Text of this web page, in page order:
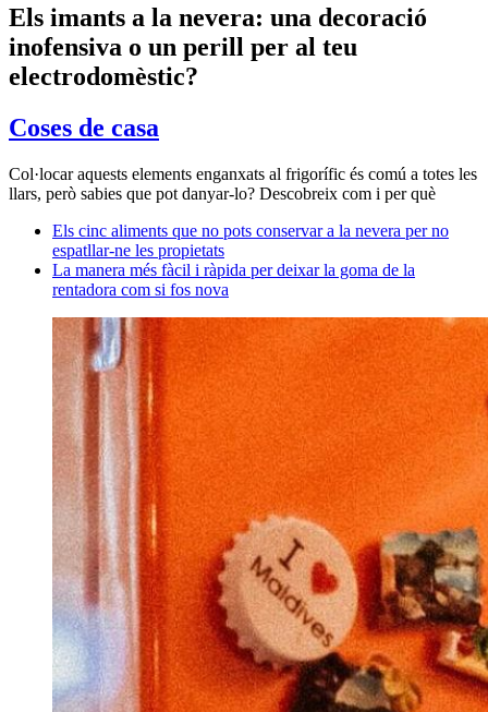
Els imants a la nevera: una decoració
inofensiva o un perill per al teu
electrodomèstic?
Coses de casa
Col·locar aquests elements enganxats al frigorífic és comú a totes les
llars, però sabies que pot danyar-lo? Descobreix com i per què
Els cinc aliments que no pots conservar a la nevera per no
espatllar-ne les propietats
La manera més fàcil i ràpida per deixar la goma de la
rentadora com si fos nova